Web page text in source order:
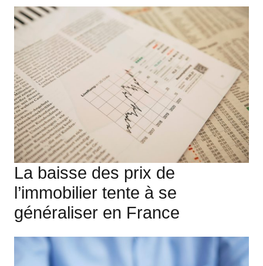
La baisse des prix de
l’immobilier tente à se
généraliser en France